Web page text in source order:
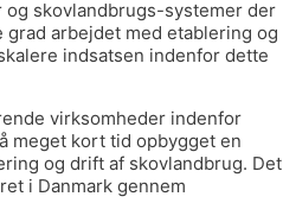
skovlandbrugs-systemer der
arbejdet med etablering og
indsatsen indenfor dette
virksomheder indenfor
meget kort tid opbygget en
og drift af skovlandbrug. Det
i Danmark gennem